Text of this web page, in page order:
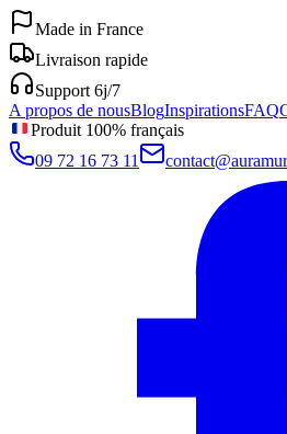
Made in France
Livraison rapide
Support 6j/7
A propos de nousBlogInspirationsFAQ
Produit 100% français
09 72 16 73 11